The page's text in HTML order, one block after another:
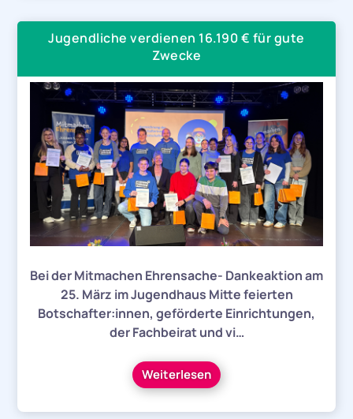
Jugendliche verdienen 16.190 € für gute
Zwecke
Bei der Mitmachen Ehrensache- Dankeaktion am
25. März im Jugendhaus Mitte feierten
Botschafter:innen, geförderte Einrichtungen,
der Fachbeirat und vi…
Weiterlesen